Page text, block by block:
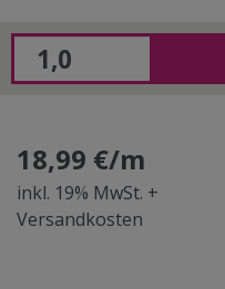
18,99 €/m
inkl. 19% MwSt. +
Versandkosten